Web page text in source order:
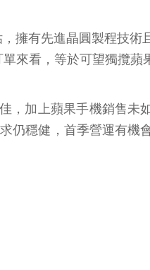
擁有先進晶圓製程技術
來看，等於可望獨攬蘋
，加上蘋果手機銷售未
仍穩健，首季營運有機